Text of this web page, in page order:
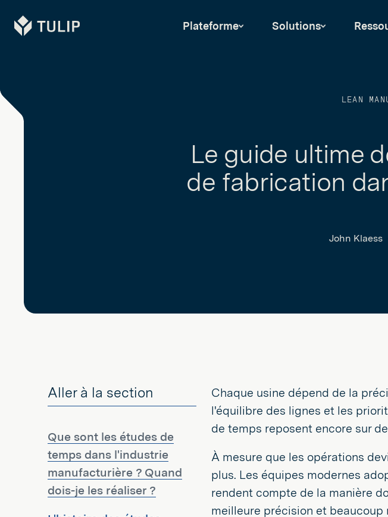
Tulip Plateforme Solutions
LEAN
Le guide ultime
de fabrication
John Klaess
Aller à la section
Que sont les études de
temps dans l'industrie
manufacturière ? Quand
dois-je les réaliser ?
Chaque usine dépend de la
l'équilibre des lignes et les
de temps reposent encore sur
À mesure que les opérations
plus. Les équipes modernes
rendent compte de la manière
meilleure précision et